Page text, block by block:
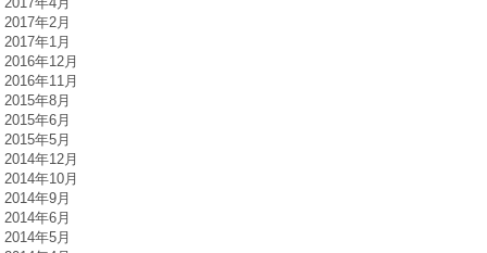
2017年2月
2017年1月
2016年12月
2016年11月
2015年8月
2015年6月
2015年5月
2014年12月
2014年10月
2014年9月
2014年6月
2014年5月